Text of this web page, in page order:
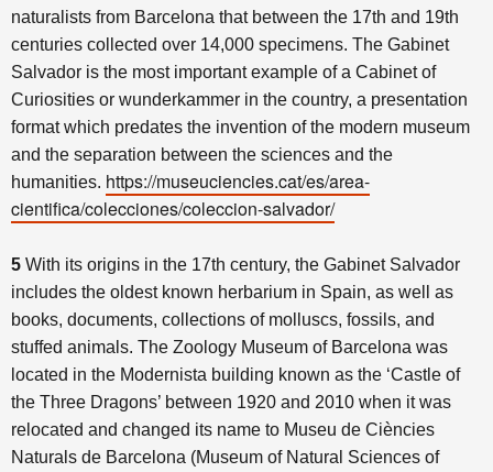
naturalists from Barcelona that between the 17th and 19th
centuries collected over 14,000 specimens. The Gabinet
Salvador is the most important example of a Cabinet of
Curiosities or wunderkammer in the country, a presentation
format which predates the invention of the modern museum
and the separation between the sciences and the
humanities. https://museuciencies.cat/es/area-
cientifica/colecciones/coleccion-salvador/
5 With its origins in the 17th century, the Gabinet Salvador
includes the oldest known herbarium in Spain, as well as
books, documents, collections of molluscs, fossils, and
stuffed animals. The Zoology Museum of Barcelona was
located in the Modernista building known as the ‘Castle of
the Three Dragons’ between 1920 and 2010 when it was
relocated and changed its name to Museu de Ciències
Naturals de Barcelona (Museum of Natural Sciences of